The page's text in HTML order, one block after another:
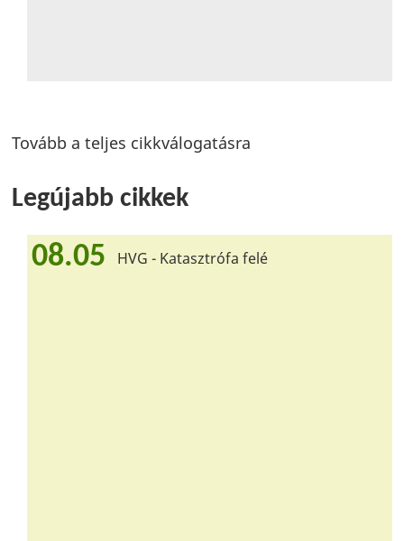
Tovább a teljes cikkválogatásra
Legújabb cikkek
08.05 HVG - Katasztrófa felé